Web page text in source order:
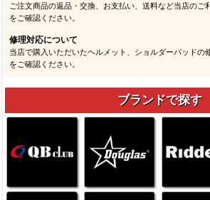
ご注文商品の返品・交換、お支払い、送料など当店のご
をご確認ください。
修理対応について
当店で購入いただいたヘルメット、ショルダーパッドの
をご確認ください。
ブランドで探す